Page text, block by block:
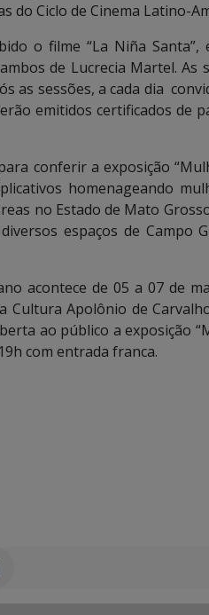
Ciclo de Cinema Latino-
o filme “La Niña
de Lucrecia Martel. As
as sessões, a cada dia
emitidos certificados de
conferir a exposição
homenageando
no Estado de Mato
espaços de Campo
acontece de 05 a 07 de
Cultura Apolônio de
ao público a exposição
com entrada franca.